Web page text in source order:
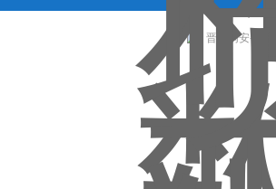
晋公网安备